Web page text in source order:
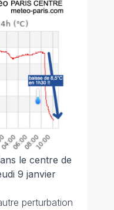
le centre de
9 janvier
perturbation